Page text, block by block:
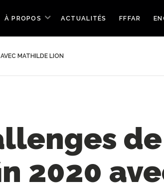
À PROPOS ACTUALITÉS FFFAR
MATHILDE LION
2020